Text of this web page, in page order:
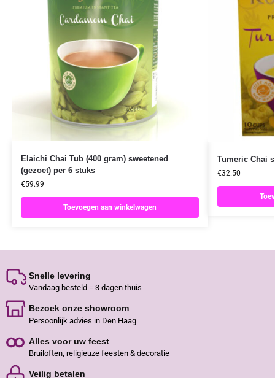
Elaichi Chai Tub (400 gram) sweetened
(gezoet) per 6 stuks
€59.99
Toevoegen aan winkelwagen
Tumeric Chai
€32.50
Snelle levering
Vandaag besteld = 3 dagen thuis
Bezoek onze showroom
Persoonlijk advies in Den Haag
Alles voor uw feest
Bruiloften, religieuze feesten & decoratie
Veilig betalen